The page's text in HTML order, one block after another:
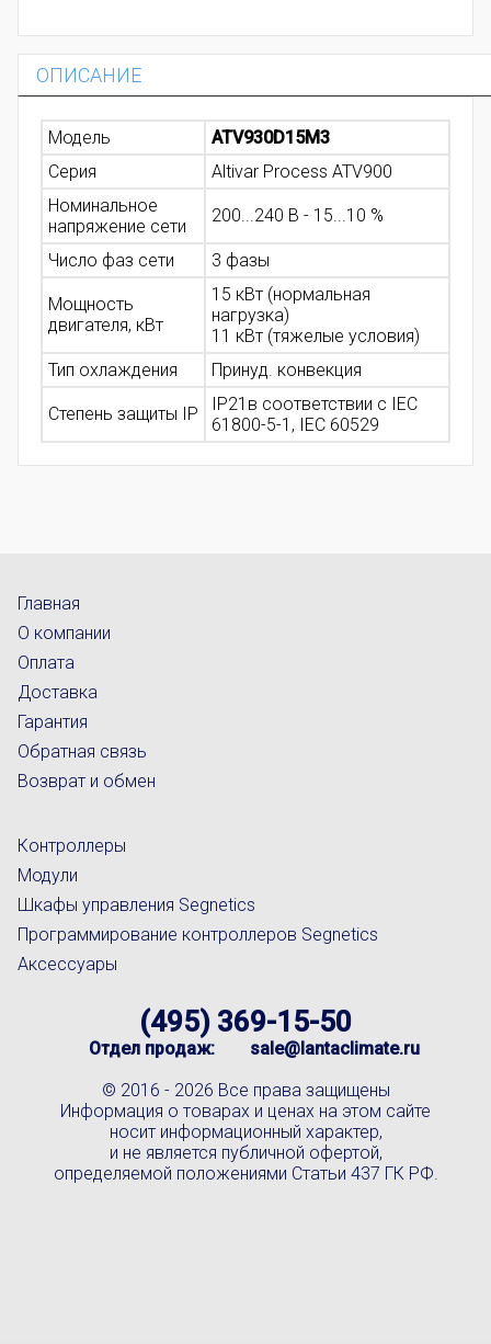
ОПИСАНИЕ
Модель
ATV930D15M3
Серия
Altivar Process ATV900
Номинальное
напряжение сети
200...240 В - 15...10 %
Число фаз сети 3 фазы
Мощность
двигателя, кВт
15 кВт (нормальная
нагрузка)
11 кВт (тяжелые условия)
Тип охлаждения
Принуд. конвекция
Степень защиты IP
IP21в соответствии с IEC
61800-5-1, IEC 60529
Главная
О компании
Оплата
Доставка
Гарантия
Обратная связь
Возврат и обмен
Контроллеры
Модули
Шкафы управления Segnetics
Программирование контроллеров Segnetics
Аксессуары
(495) 369-15-50
Отдел продаж: sale@lantaclimate.ru
© 2016 - 2026 Все права защищены
Информация о товарах и ценах на этом сайте
носит информационный характер,
и не является публичной офертой,
определяемой положениями Статьи 437 ГК РФ.